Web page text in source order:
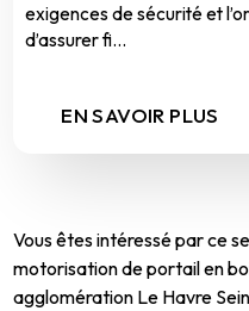
exigences de sécurité et
d’assurer fi...
EN SAVOIR PLUS
Vous êtes intéressé par ce
motorisation de portail en
agglomération Le Havre